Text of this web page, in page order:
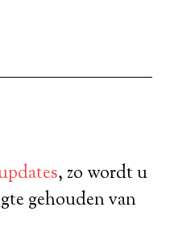
, zo wordt u
gehouden van